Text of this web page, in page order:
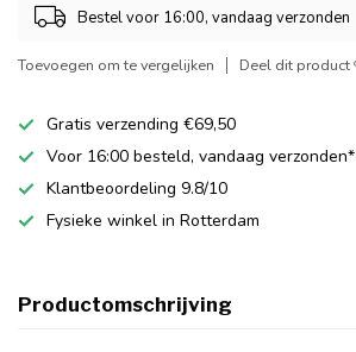
Bestel voor 16:00, vandaag verzonden
Toevoegen om te vergelijken Deel dit product
Gratis verzending €69,50
Voor 16:00 besteld, vandaag verzonden*
Klantbeoordeling 9.8/10
Fysieke winkel in Rotterdam
Productomschrijving